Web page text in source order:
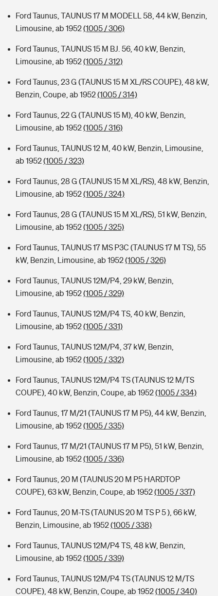
Ford Taunus, TAUNUS 17 M MODELL 58, 44 kW, Benzin,
Limousine, ab 1952(1005 / 306)
Ford Taunus, TAUNUS 15 M BJ. 56, 40 kW, Benzin,
Limousine, ab 1952(1005 / 312)
Ford Taunus, 23 G (TAUNUS 15 M XL/RS COUPE), 48 kW,
Benzin, Coupe, ab 1952(1005 / 314)
Ford Taunus, 22 G (TAUNUS 15 M), 40 kW, Benzin,
Limousine, ab 1952(1005 / 316)
Ford Taunus, TAUNUS 12 M, 40 kW, Benzin, Limousine,
ab 1952(1005 / 323)
Ford Taunus, 28 G (TAUNUS 15 M XL/RS), 48 kW, Benzin,
Limousine, ab 1952(1005 / 324)
Ford Taunus, 28 G (TAUNUS 15 M XL/RS), 51 kW, Benzin,
Limousine, ab 1952(1005 / 325)
Ford Taunus, TAUNUS 17 MS P3C (TAUNUS 17 M TS), 55
kW, Benzin, Limousine, ab 1952(1005 / 326)
Ford Taunus, TAUNUS 12M/P4, 29 kW, Benzin,
Limousine, ab 1952(1005 / 329)
Ford Taunus, TAUNUS 12M/P4 TS, 40 kW, Benzin,
Limousine, ab 1952(1005 / 331)
Ford Taunus, TAUNUS 12M/P4, 37 kW, Benzin,
Limousine, ab 1952(1005 / 332)
Ford Taunus, TAUNUS 12M/P4 TS (TAUNUS 12 M/TS
COUPE), 40 kW, Benzin, Coupe, ab 1952(1005 / 334)
Ford Taunus, 17 M/21 (TAUNUS 17 M P5), 44 kW, Benzin,
Limousine, ab 1952(1005 / 335)
Ford Taunus, 17 M/21 (TAUNUS 17 M P5), 51 kW, Benzin,
Limousine, ab 1952(1005 / 336)
Ford Taunus, 20 M (TAUNUS 20 M P5 HARDTOP
COUPE), 63 kW, Benzin, Coupe, ab 1952(1005 / 337)
Ford Taunus, 20 M-TS (TAUNUS 20 M TS P 5 ), 66 kW,
Benzin, Limousine, ab 1952(1005 / 338)
Ford Taunus, TAUNUS 12M/P4 TS, 48 kW, Benzin,
Limousine, ab 1952(1005 / 339)
Ford Taunus, TAUNUS 12M/P4 TS (TAUNUS 12 M/TS
COUPE), 48 kW, Benzin, Coupe, ab 1952(1005 / 340)